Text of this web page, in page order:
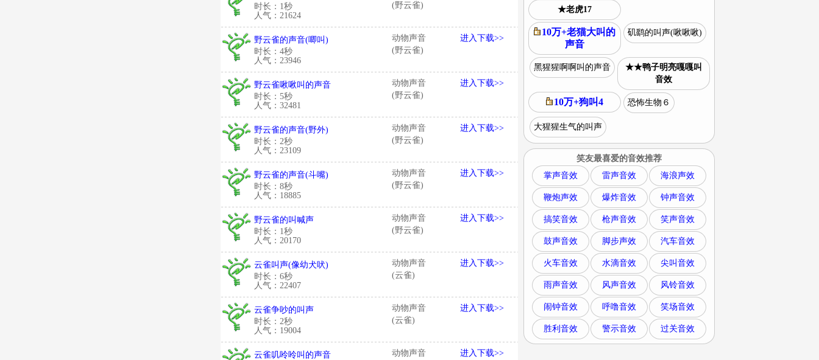
时长：1秒
人气：21624
(野云雀)
野云雀的声音(唧叫)
时长：4秒
人气：23946
动物声音
(野云雀)
进入下载>>
野云雀啾啾叫的声音
时长：5秒
人气：32481
动物声音
(野云雀)
进入下载>>
野云雀的声音(野外)
时长：2秒
人气：23109
动物声音
(野云雀)
进入下载>>
野云雀的声音(斗嘴)
时长：8秒
人气：18885
动物声音
(野云雀)
进入下载>>
野云雀的叫喊声
时长：1秒
人气：20170
动物声音
(野云雀)
进入下载>>
云雀叫声(像幼犬吠)
时长：6秒
人气：22407
动物声音
(云雀)
进入下载>>
云雀争吵的叫声
时长：2秒
人气：19004
动物声音
(云雀)
进入下载>>
云雀叽呤呤叫的声音
动物声音
进入下载>>
★老虎17
10万+老猫大叫的
声音
矶鹞的叫声(啾啾啾)
黑猩猩啊啊叫的声音
★★鸭子明亮嘎嘎叫
音效
10万+狗叫4 恐怖生物６
大猩猩生气的叫声
笑友最喜爱的音效推荐
掌声音效
雷声音效 海浪声效
鞭炮声效 爆炸音效 钟声音效
搞笑音效 枪声音效 笑声音效
鼓声音效 脚步声效 汽车音效
火车音效 水滴音效 尖叫音效
雨声音效 风声音效 风铃音效
闹钟音效 呼噜音效 笑场音效
胜利音效 警示音效 过关音效